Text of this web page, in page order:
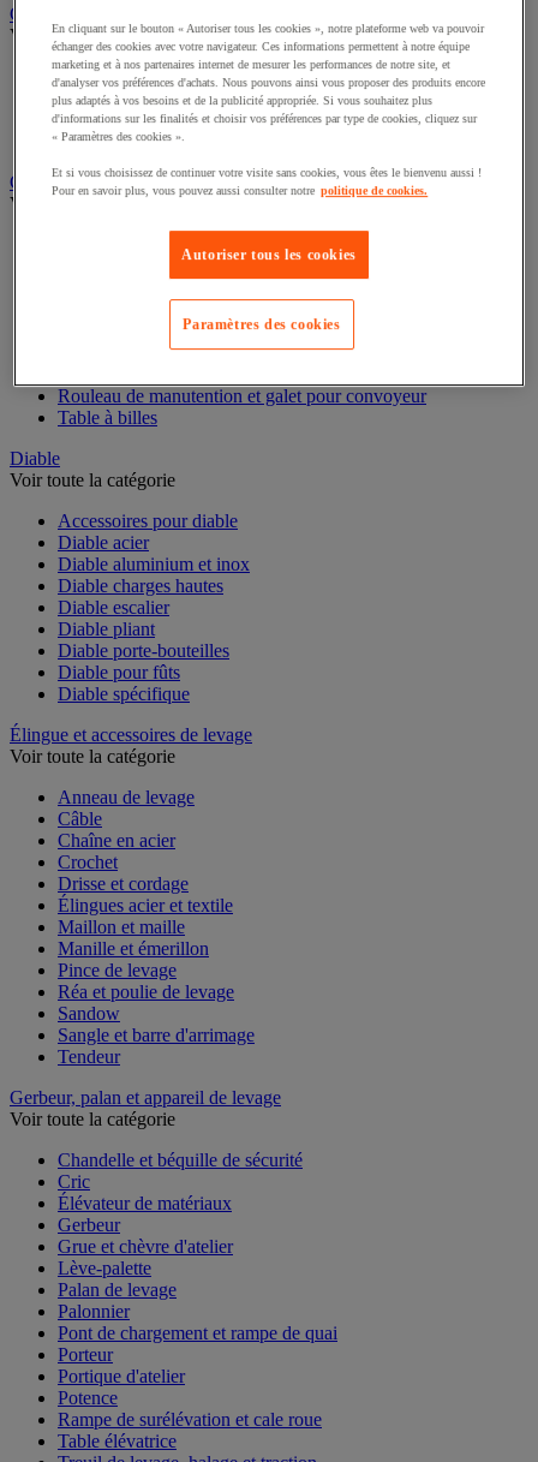
Chauffage, rafraîchisseur et déshumidificateur
Voir toute la catégorie
Chauffage au fuel
Chauffage au gaz
Chauffage électrique
Rafraîchisseur et déshumidificateur
Convoyeur
Voir toute la catégorie
Accessoires pour convoyeur
Bille de manutention
Convoyeur motorisé à bande
Convoyeur pour palettes
Rouleau de manutention et galet pour convoyeur
Table à billes
Diable
Voir toute la catégorie
Accessoires pour diable
Diable acier
Diable aluminium et inox
Diable charges hautes
Diable escalier
Diable pliant
Diable porte-bouteilles
Diable pour fûts
Diable spécifique
Élingue et accessoires de levage
Voir toute la catégorie
Anneau de levage
Câble
Chaîne en acier
Crochet
Drisse et cordage
Élingues acier et textile
Maillon et maille
Manille et émerillon
Pince de levage
Réa et poulie de levage
Sandow
Sangle et barre d'arrimage
Tendeur
Gerbeur, palan et appareil de levage
Voir toute la catégorie
Chandelle et béquille de sécurité
Cric
Élévateur de matériaux
Gerbeur
Grue et chèvre d'atelier
Lève-palette
Palan de levage
Palonnier
Pont de chargement et rampe de quai
Porteur
Portique d'atelier
Potence
Rampe de surélévation et cale roue
Table élévatrice
En cliquant sur le bouton « Autoriser tous les cookies », notre plateforme web va pouvoir
échanger des cookies avec votre navigateur. Ces informations permettent à notre équipe
marketing et à nos partenaires internet de mesurer les performances de notre site, et
d'analyser vos préférences d'achats. Nous pouvons ainsi vous proposer des produits encore
plus adaptés à vos besoins et de la publicité appropriée. Si vous souhaitez plus
d'informations sur les finalités et choisir vos préférences par type de cookies, cliquez sur
« Paramètres des cookies ».
Et si vous choisissez de continuer votre visite sans cookies, vous êtes le bienvenu aussi !
Pour en savoir plus, vous pouvez aussi consulter notre politique de cookies.
Autoriser tous les cookies
Paramètres des cookies